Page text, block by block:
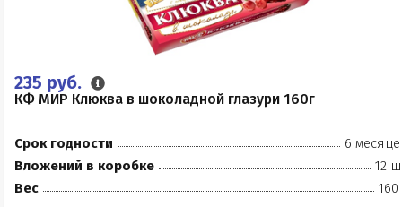
235 руб.
КФ МИР Клюква в шоколадной глазури 160г
Срок годности
6
Вложений в коробке
12
Вес
160